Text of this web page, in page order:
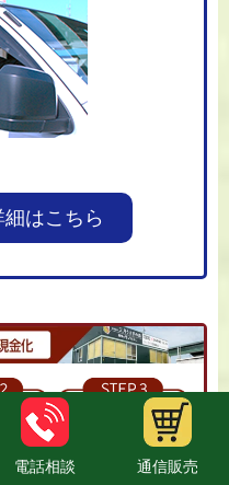
はこちら
電話相談 通信販売